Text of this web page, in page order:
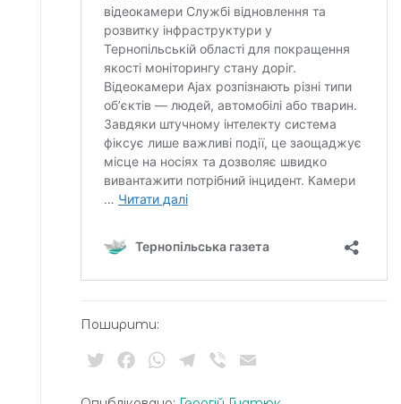
Поширити:
TwitterFacebookWhatsApp
Telegram
Viber